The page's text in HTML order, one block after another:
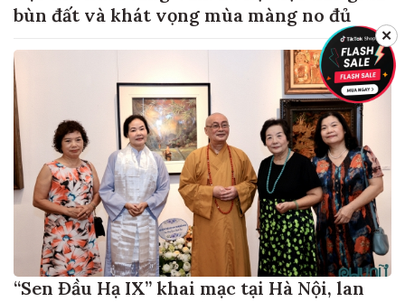
bùn đất và khát vọng mùa màng no đủ
“Sen Đầu Hạ IX” khai mạc tại Hà Nội, lan
✕